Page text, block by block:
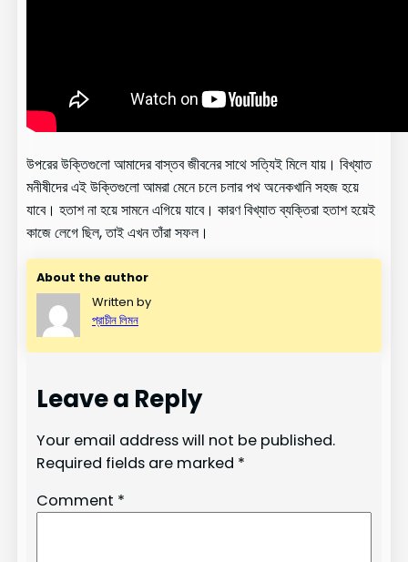
উপরের উক্তিগুলো আমাদের বাস্তব জীবনের সাথে সত্যিই মিলে যায়। বিখ্যাত
মনীষীদের এই উক্তিগুলো আমরা মেনে চলে চলার পথ অনেকখানি সহজ হয়ে
যাবে। হতাশ না হয়ে সামনে এগিয়ে যাবে। কারণ বিখ্যাত ব্যক্তিরা হতাশ হয়েই
কাজে লেগে ছিল, তাই এখন তাঁরা সফল।
About the author
Written by
প্রাচীন লিমন
Leave a Reply
Your email address will not be published.
Required fields are marked *
Comment *